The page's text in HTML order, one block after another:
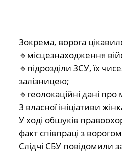
Зокрема, ворога
🔹місцезнаходження
🔹підрозділи ЗСУ, їх
залізницею;
🔹геолокаційні дані
З власної ініціативи
У ході обшуків
факт співпраці з
Слідчі СБУ повідомили